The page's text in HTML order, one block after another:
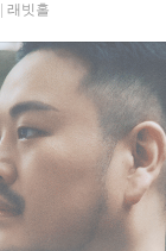
래빗홀